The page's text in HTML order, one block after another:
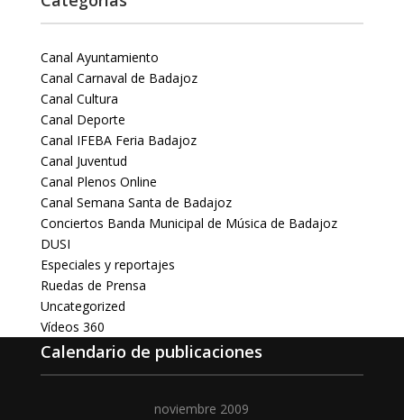
Canal Ayuntamiento
Canal Carnaval de Badajoz
Canal Cultura
Canal Deporte
Canal IFEBA Feria Badajoz
Canal Juventud
Canal Plenos Online
Canal Semana Santa de Badajoz
Conciertos Banda Municipal de Música de Badajoz
DUSI
Especiales y reportajes
Ruedas de Prensa
Uncategorized
Vídeos 360
Calendario de publicaciones
noviembre 2009